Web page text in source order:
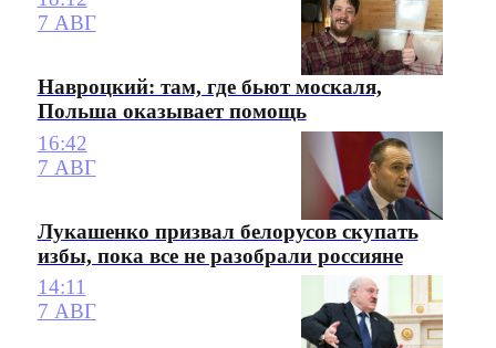
7 АВГ
Навроцкий: там, где бьют москаля,
Польша оказывает помощь
16:42
7 АВГ
Лукашенко призвал белорусов скупать
избы, пока все не разобрали россияне
14:11
7 АВГ